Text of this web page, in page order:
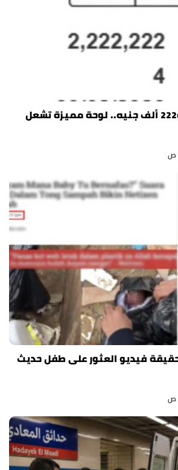
"نور 5" بـ 2 مليون و222 ألف جنيه.. لوحة مميزة تشعل
فيديو العثور على طفل حديث